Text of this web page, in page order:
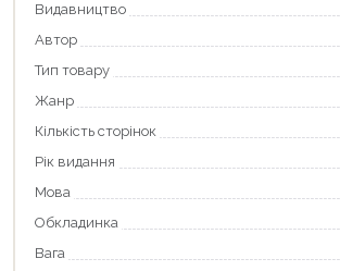
Видавництво
Автор
Тип товару
Жанр
Кількість сторінок
Рік видання
Мова
Обкладинка
Вага
Продовжити покупки
Оформити замовлення